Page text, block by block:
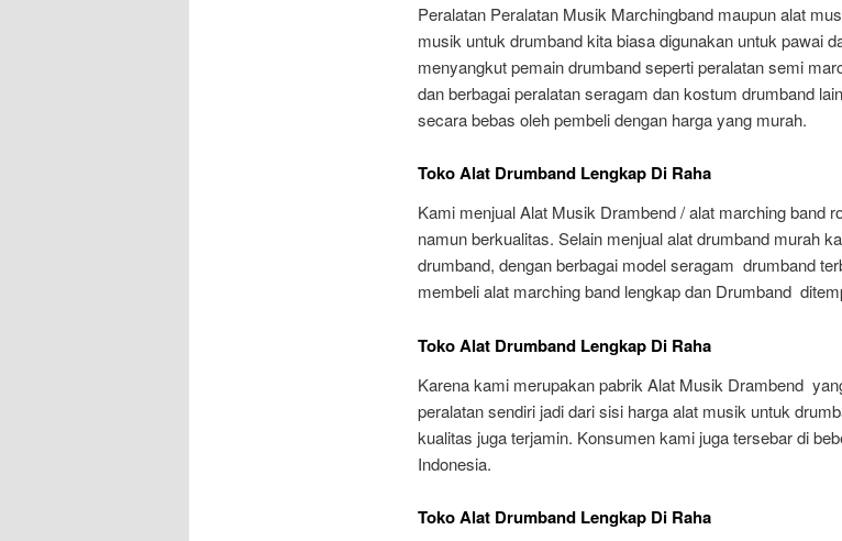
Peralatan Peralatan Musik Marchingband maupun alat
musik untuk drumband kita biasa digunakan untuk pawai
menyangkut pemain drumband seperti peralatan semi
dan berbagai peralatan seragam dan kostum drumband
secara bebas oleh pembeli dengan harga yang murah.
Toko Alat Drumband Lengkap Di Raha
Kami menjual Alat Musik Drambend / alat marching band
namun berkualitas. Selain menjual alat drumband murah
drumband, dengan berbagai model seragam drumband
membeli alat marching band lengkap dan Drumband
Toko Alat Drumband Lengkap Di Raha
Karena kami merupakan pabrik Alat Musik Drambend
peralatan sendiri jadi dari sisi harga alat musik untuk
kualitas juga terjamin. Konsumen kami juga tersebar di
Indonesia.
Toko Alat Drumband Lengkap Di Raha